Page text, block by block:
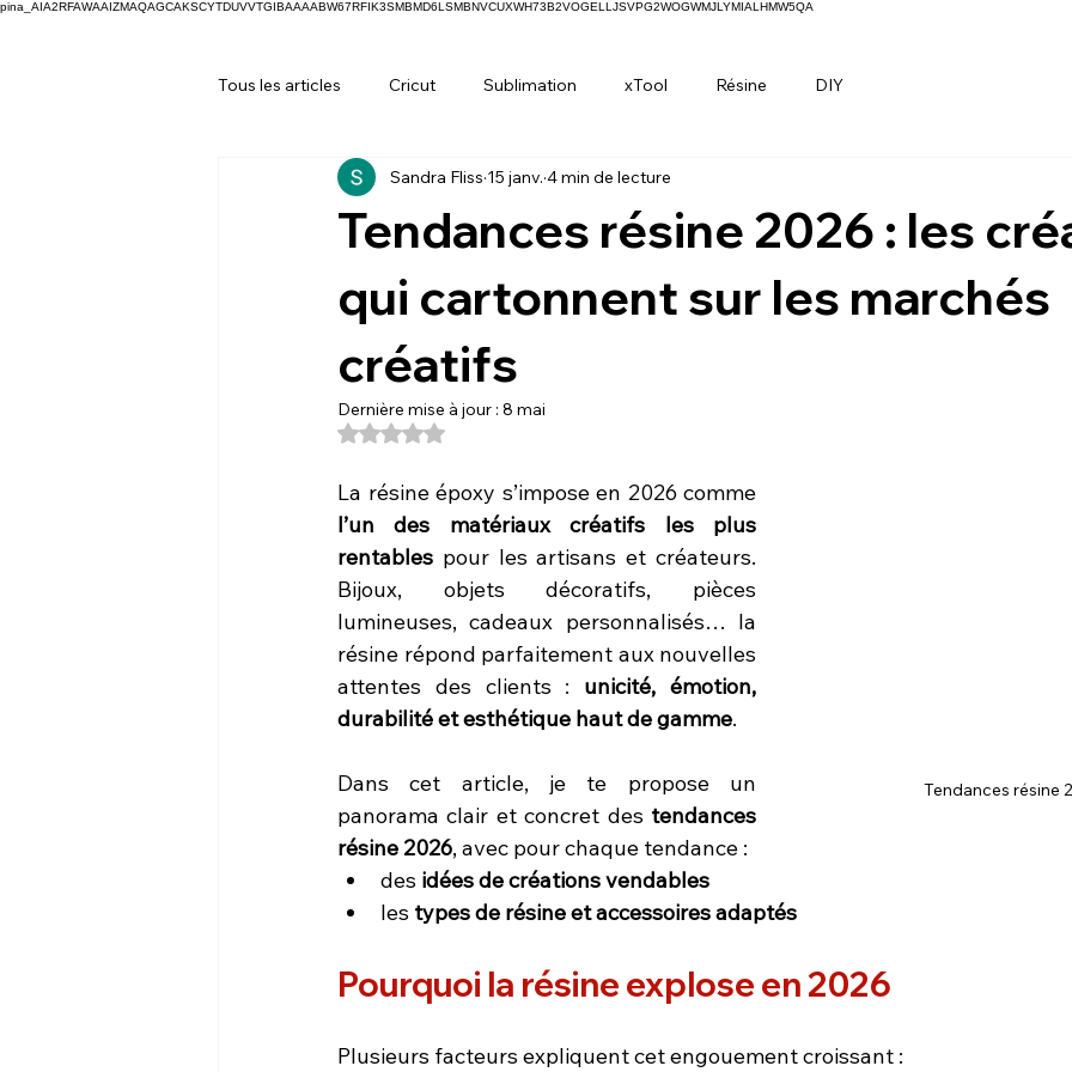
pina_AIA2RFAWAAIZMAQAGCAKSCYTDUVVTGIBAAAABW67RFIK3SMBMD6LSMBNVCUXWH73B2VOGELLJSVPG2WOGWMJLYMIALHMW5QA
Tous les articles Cricut Sublimation xTool Résine DIY
Tendances résine 2026 : les
qui cartonnent sur les marchés
créatifs
Sandra Fliss 15 janv. 4 min de lecture
Dernière mise à jour : 8 mai
Noté NaN étoiles sur 5.
Tendances résine
l’un des matériaux créatifs les plus
rentables pour les artisans et créateurs.
Bijoux, objets décoratifs, pièces
lumineuses, cadeaux personnalisés… la
résine répond parfaitement aux nouvelles
attentes des clients : unicité, émotion,
durabilité et esthétique haut de gamme.
Dans cet article, je te propose un
panorama clair et concret des tendances
résine 2026, avec pour chaque tendance :
des idées de créations vendables
les types de résine et accessoires adaptés
Pourquoi la résine explose en 2026
Plusieurs facteurs expliquent cet engouement croissant :